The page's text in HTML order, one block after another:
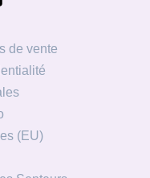
de vente
(EU)